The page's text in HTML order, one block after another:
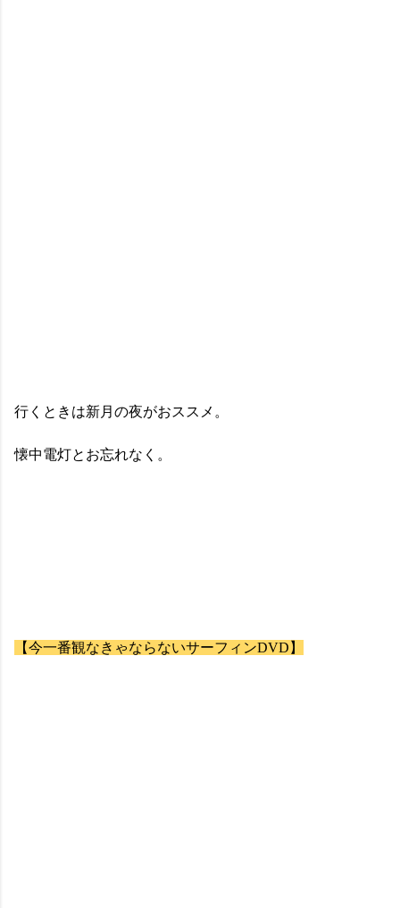
行くときは新月の夜がおススメ。
懐中電灯とお忘れなく。
【今一番観なきゃならないサーフィンDVD】